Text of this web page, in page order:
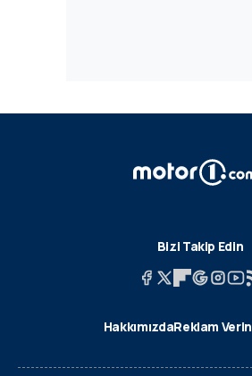
Bizi Takip Edin
HakkımızdaReklam Verin